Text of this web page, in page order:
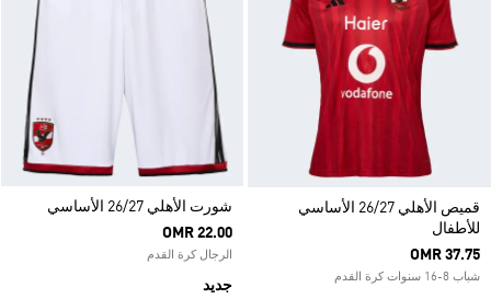
قميص الأهلي 26/27 الأساسي
للأطفال
OMR 37.75
شباب 8-16 سنوات كرة القدم
شورت الأهلي 26/27 الأساسي
OMR 22.00
الرجال كرة القدم
جديد